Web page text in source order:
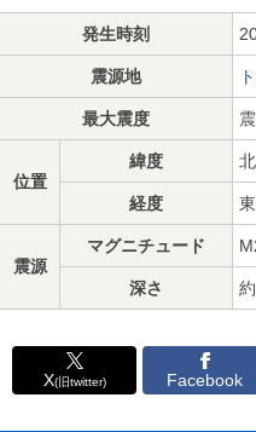
発生時刻
震源地
最大震度
位置
緯度
経度
震源
マグニチュード
深さ
X(旧twitter) Facebook